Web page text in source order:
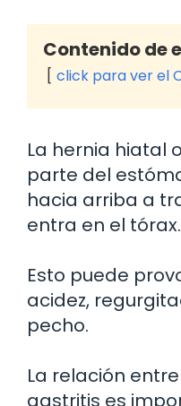
Contenido de
click para ver el
La hernia hiatal
parte del
hacia arriba a
entra en el tórax.
Esto puede
acidez,
pecho.
La relación
gastritis es